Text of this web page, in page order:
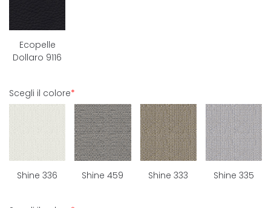
Ecopelle
Dollaro 9116
Scegli il colore*
Shine 336 Shine 459 Shine 333 Shine 335